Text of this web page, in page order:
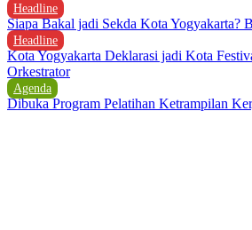
Headline
Siapa Bakal jadi Sekda Kota Yogyakarta?
Headline
Kota Yogyakarta Deklarasi jadi Kota
Orkestrator
Agenda
Dibuka Program Pelatihan Ketrampilan